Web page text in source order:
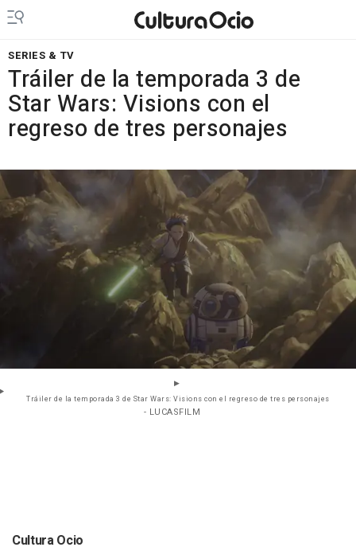
SERIES & TV
Tráiler de la temporada 3 de
Star Wars: Visions con el
regreso de tres personajes
Tráiler de la temporada 3 de Star Wars: Visions con el regreso de tres personajes
- LUCASFILM
Cultura Ocio